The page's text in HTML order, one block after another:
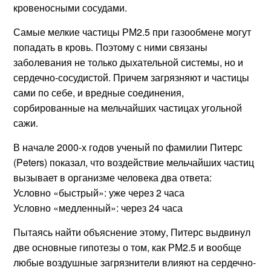
кровеносными сосудами.
Самые мелкие частицы РМ2.5 при газообмене могут
попадать в кровь. Поэтому с ними связаны
заболевания не только дыхательной системы, но и
сердечно-сосудистой. Причем загрязняют и частицы
сами по себе, и вредные соединения,
сорбированные на мельчайших частицах угольной
сажи.
В начале 2000-х годов ученый по фамилии Питерс
(Peters) показал, что воздействие мельчайших частиц
вызывает в организме человека два ответа:
Условно «быстрый»: уже через 2 часа
Условно «медленный»: через 24 часа
Пытаясь найти объяснение этому, Питерс выдвинул
две основные гипотезы о том, как РМ2.5 и вообще
любые воздушные загрязнители влияют на сердечно-